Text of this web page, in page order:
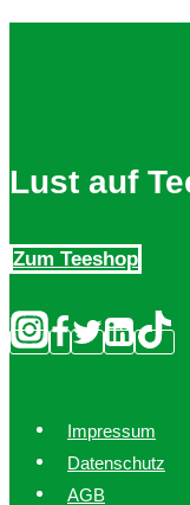
Lust auf
Zum Teeshop
Impressum
Datenschutz
AGB